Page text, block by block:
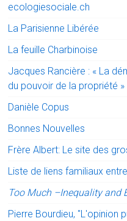
ecologiesociale.ch
La Parisienne Libérée
La feuille Charbinoise
Jacques Rancière : « La
du pouvoir de la propriété »
Danièle Copus
Bonnes Nouvelles
Frère Albert: Le site des
Liste de liens familiaux
Too Much –Inequality and
Pierre Bourdieu, "L'opinion